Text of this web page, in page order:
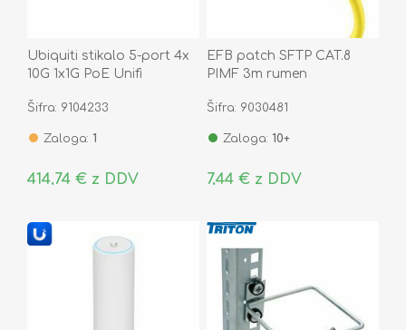
Ubiquiti stikalo 5-port 4x
10G 1x1G PoE Unifi
Šifra: 9104233
Zaloga: 1
414,74 € z DDV
EFB patch SFTP CAT.8
PIMF 3m rumen
Šifra: 9030481
Zaloga: 10+
7,44 € z DDV